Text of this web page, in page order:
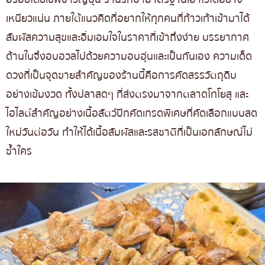
เหนียวแน่น ภายใต้แนวคิดที่อยากให้ทุกคนที่ก้าวเท้าเข้ามาได้
สัมผัสความสุขและอิ่มเอมใจในราคาที่เข้าถึงง่าย บรรยากาศ
ด้านในจึงอบอวลไปด้วยความอบอุ่นและเป็นกันเอง ความเด็ด
ดวงที่เป็นจุดขายสำคัญของร้านนี้คือการคัดสรรวัตถุดิบ
อย่างเข้มงวด ทั้งปลาสดๆ ที่ส่งตรงมาจากตลาดโทโยสุ และ
ไฮไลต์สำคัญอย่างเนื้อสัตว์ปีกคัดเกรดพิเศษที่คัดเลือกแบบสด
ใหม่วันต่อวัน ทำให้ได้เนื้อสัมผัสและรสชาติที่เป็นเอกลักษณ์ไม่
ซ้ำใคร